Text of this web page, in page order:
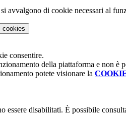
avvalgono di cookie necessari al
cookies
consentire.
della piattaforma e non è
potete visionare la
essere disabilitati. È possibile